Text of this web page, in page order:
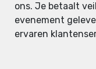
ons. Je betaalt
evenement
ervaren